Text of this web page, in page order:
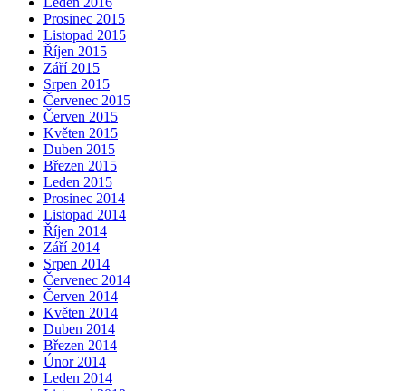
Prosinec 2015
Listopad 2015
Říjen 2015
Září 2015
Srpen 2015
Červenec 2015
Červen 2015
Květen 2015
Duben 2015
Březen 2015
Leden 2015
Prosinec 2014
Listopad 2014
Říjen 2014
Září 2014
Srpen 2014
Červenec 2014
Červen 2014
Květen 2014
Duben 2014
Březen 2014
Únor 2014
Leden 2014